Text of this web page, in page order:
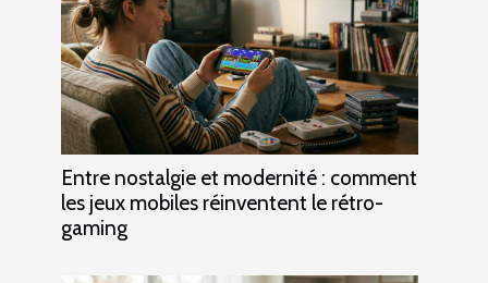
Entre nostalgie et modernité : comment
les jeux mobiles réinventent le rétro-
gaming